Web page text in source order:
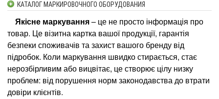
КАТАЛОГ МАРКИРОВОЧНОГО ОБОРУДОВАНИЯ
КАПЛЕСТРУЙНЫЕ МАРКИРАТОРЫ
АППЛИКАТОРЫ ЭТИКЕТОК АВТОМАТИЧЕСКИЕ
АППЛИКАТОРЫ ЭТИКЕТОК ПОЛУАВТОМАТИЧЕСКИЕ
ПРИНТЕРЫ-АППЛИКАТОРЫ САМОКЛЕЮЩИХСЯ ЭТИКЕТОК
ЛАЗЕРНЫЕ МАРКИРАТОРЫ
КОНТАКТЫ
ТЕРМОСТРУЙНЫЕ МАРКИРОВЩИКИ
Якісне маркування– це не просто інформація про
товар. Це візитна картка вашої продукції, гарантія
безпеки споживачів та захист вашого бренду від
підробок. Коли маркування швидко стирається, стає
нерозбірливим або вицвітає, це створює цілу низку
проблем: від порушення норм законодавства до втрати
довіри клієнтів.